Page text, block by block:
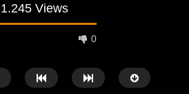
1.245 Views
0